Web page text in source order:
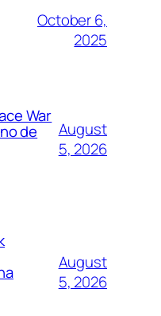
October 6,
2025
War
de
August
5, 2026
August
5, 2026